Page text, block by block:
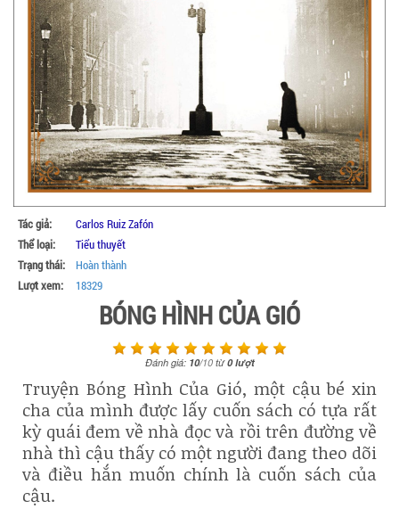
Tác giả:
Carlos Ruiz Zafón
Thể loại:
Tiểu thuyết
Trạng thái:
Hoàn thành
Lượt xem:
18329
BÓNG HÌNH CỦA GIÓ
Đánh giá: 10/10từ0lượt
Truyện Bóng Hình Của Gió, một cậu bé xin
cha của mình được lấy cuốn sách có tựa rất
kỳ quái đem về nhà đọc và rồi trên đường về
nhà thì cậu thấy có một người đang theo dõi
và điều hắn muốn chính là cuốn sách của
cậu.